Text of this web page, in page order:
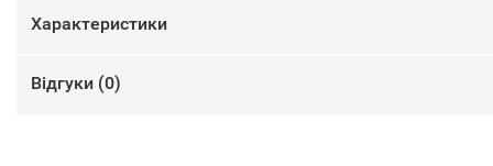
Характеристики
Відгуки (0)